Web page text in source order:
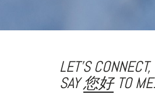
LET'S CONNECT,
SAYMETO ME.